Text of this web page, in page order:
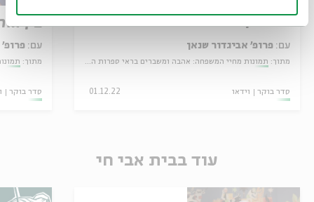
עם: פרופ' אביגדור שנאן
מתוך: תמונות מחיי המשפחה: אהבה ומשברים בראי ספרות האגדה
סדר בוקר וידאו 01.12.22
בין
עם:
מתוך:
סדר בוקר
עוד בבית אבי חי